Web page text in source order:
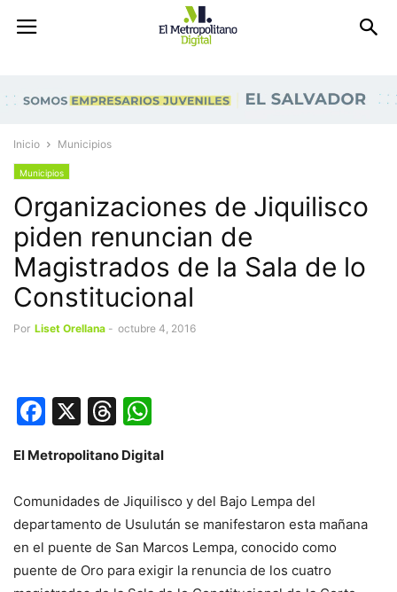
Inicio Municipios
Municipios
Organizaciones de Jiquilisco
piden renuncian de
Magistrados de la Sala de lo
Constitucional
Por Liset Orellana - octubre 4, 2016
Facebook
X Threads
El Metropolitano Digital
Comunidades de Jiquilisco y del Bajo Lempa del
departamento de Usulután se manifestaron esta mañana
en el puente de San Marcos Lempa, conocido como
puente de Oro para exigir la renuncia de los cuatro